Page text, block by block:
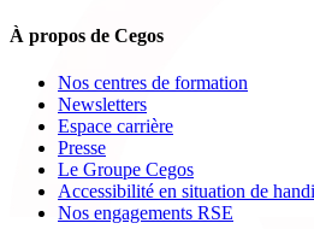
À propos de Cegos
Nos centres de formation
Newsletters
Espace carrière
Presse
Le Groupe Cegos
Accessibilité en situation de
Nos engagements RSE